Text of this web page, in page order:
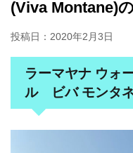
(Viva Montane)
投稿日： 2020年2月3日
ラーマヤナ ウォ
ル ビバ モンタ